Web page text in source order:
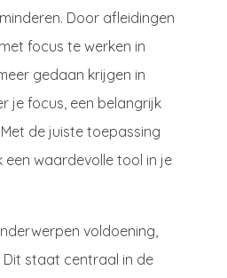
Door afleidingen
focus te werken in
gedaan krijgen in
je focus, een belangrijk
de juiste toepassing
waardevolle tool in je
voldoening,
Dit staat centraal in de